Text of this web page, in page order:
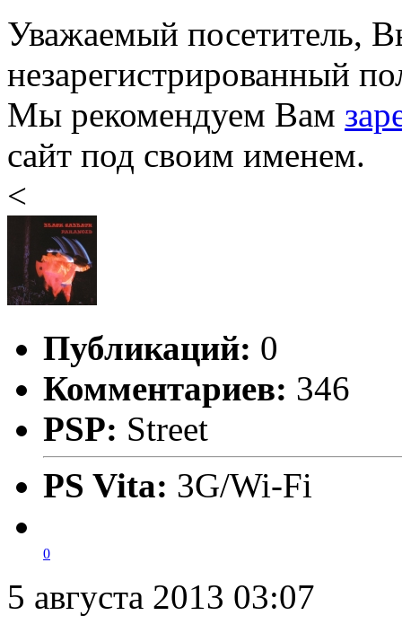
Уважаемый посетитель,
незарегистрированный
Мы рекомендуем Вам
сайт под своим именем.
<
Публикаций: 0
Комментариев: 346
PSP: Street
PS Vita: 3G/Wi-Fi
0
5 августа 2013 03:07